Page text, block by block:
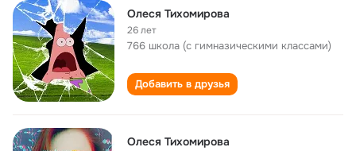
Олеся Тихомирова
26 лет
766 школа (с гимназическими классами)
Добавить в друзья
Олеся Тихомирова